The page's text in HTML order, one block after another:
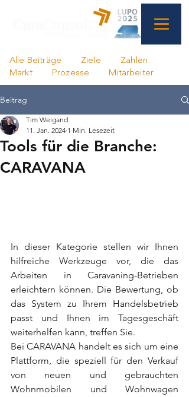
Alle Beiträge Ziele
Zahlen
Markt
Prozesse Mitarbeiter
Beitrag
Tools für die Branche:
CARAVANA
Tim Weigand
11. Jan. 2024 1 Min. Lesezeit
In dieser Kategorie stellen wir Ihnen
hilfreiche Werkzeuge vor, die das
Arbeiten in Caravaning-Betrieben
erleichtern können. Die Bewertung, ob
das System zu Ihrem Handelsbetrieb
passt und Ihnen im Tagesgeschäft
weiterhelfen kann, treffen Sie.
Bei CARAVANA handelt es sich um eine
Plattform, die speziell für den Verkauf
von neuen und gebrauchten
Wohnmobilen und Wohnwagen